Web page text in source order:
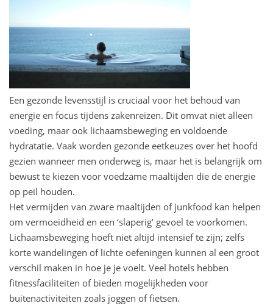
Een gezonde levensstijl is cruciaal voor het behoud van
energie en focus tijdens zakenreizen. Dit omvat niet alleen
voeding, maar ook lichaamsbeweging en voldoende
hydratatie. Vaak worden gezonde eetkeuzes over het hoofd
gezien wanneer men onderweg is, maar het is belangrijk om
bewust te kiezen voor voedzame maaltijden die de energie
op peil houden.
Het vermijden van zware maaltijden of junkfood kan helpen
om vermoeidheid en een ‘slaperig’ gevoel te voorkomen.
Lichaamsbeweging hoeft niet altijd intensief te zijn; zelfs
korte wandelingen of lichte oefeningen kunnen al een groot
verschil maken in hoe je je voelt. Veel hotels hebben
fitnessfaciliteiten of bieden mogelijkheden voor
buitenactiviteiten zoals joggen of fietsen.